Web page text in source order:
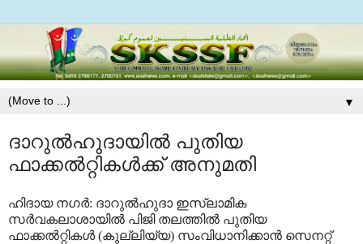
▼
ദാറുല്‍ഹുദായില്‍ പുതിയ
ഫാക്കല്‍റ്റികള്‍ക്ക് അനുമതി
ഹിദായ നഗര്‍: ദാറുല്‍ഹുദാ ഇസ്‌ലാമിക
സര്‍വകലാശായില്‍ പിജി തലത്തില്‍ പുതിയ
ഫാക്കല്‍റ്റികള്‍ (കുല്ലിയ്യ) സംവിധാനിക്കാന്‍ സെനറ്റ്